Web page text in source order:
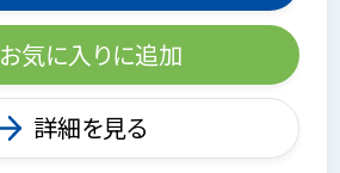
お気に入りに追加
詳細を見る